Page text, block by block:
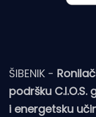
ŠIBENIK -
podršku
i energetsku